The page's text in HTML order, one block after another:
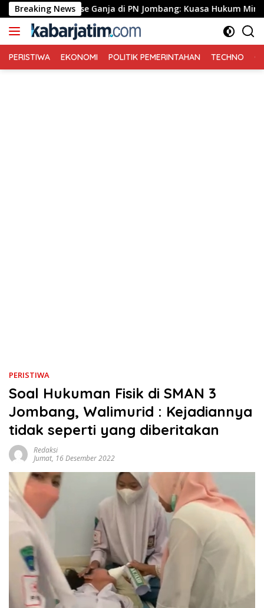
Langsung
ke
konten
Breaking NewsGanja di PN Jombang: Kuasa Hukum Minta Tiga
PERISTIWA EKONOMI POLITIK PEMERINTAHAN TECHNO
PERISTIWA
Soal Hukuman Fisik di SMAN 3
Jombang, Walimurid : Kejadiannya
tidak seperti yang diberitakan
Redaksi
Jumat, 16 Desember 2022